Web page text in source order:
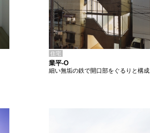
住宅
業平-O
細い無垢の鉄で開口部をぐるりと構成